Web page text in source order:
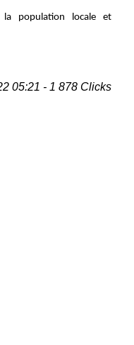
population locale et
05:21 - 1 878 Clicks